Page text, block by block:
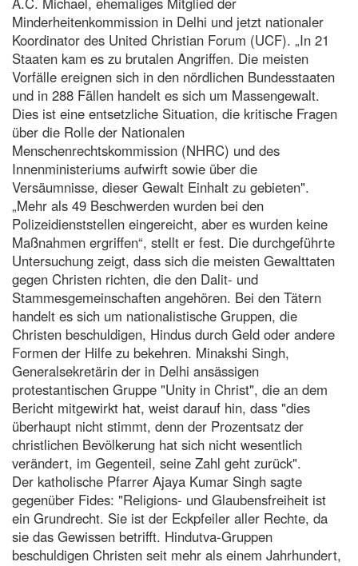
Minderheitenkommission in Delhi und jetzt nationaler
Koordinator des United Christian Forum (UCF). „In 21
Staaten kam es zu brutalen Angriffen. Die meisten
Vorfälle ereignen sich in den nördlichen Bundesstaaten
und in 288 Fällen handelt es sich um Massengewalt.
Dies ist eine entsetzliche Situation, die kritische Fragen
über die Rolle der Nationalen
Menschenrechtskommission (NHRC) und des
Innenministeriums aufwirft sowie über die
Versäumnisse, dieser Gewalt Einhalt zu gebieten".
„Mehr als 49 Beschwerden wurden bei den
Polizeidienststellen eingereicht, aber es wurden keine
Maßnahmen ergriffen“, stellt er fest. Die durchgeführte
Untersuchung zeigt, dass sich die meisten Gewalttaten
gegen Christen richten, die den Dalit- und
Stammesgemeinschaften angehören. Bei den Tätern
handelt es sich um nationalistische Gruppen, die
Christen beschuldigen, Hindus durch Geld oder andere
Formen der Hilfe zu bekehren. Minakshi Singh,
Generalsekretärin der in Delhi ansässigen
protestantischen Gruppe "Unity in Christ", die an dem
Bericht mitgewirkt hat, weist darauf hin, dass "dies
überhaupt nicht stimmt, denn der Prozentsatz der
christlichen Bevölkerung hat sich nicht wesentlich
verändert, im Gegenteil, seine Zahl geht zurück".
Der katholische Pfarrer Ajaya Kumar Singh sagte
gegenüber Fides: "Religions- und Glaubensfreiheit ist
ein Grundrecht. Sie ist der Eckpfeiler aller Rechte, da
sie das Gewissen betrifft. Hindutva-Gruppen
beschuldigen Christen seit mehr als einem Jahrhundert,